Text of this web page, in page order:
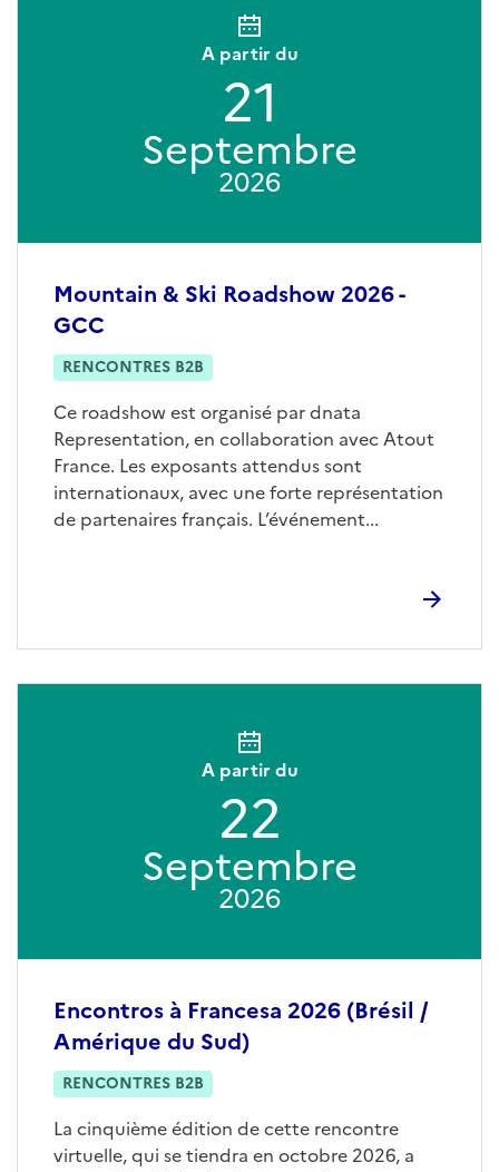
Mountain & Ski Roadshow 2026 -
GCC
RENCONTRES B2B
Ce roadshow est organisé par dnata
Representation, en collaboration avec Atout
France. Les exposants attendus sont
internationaux, avec une forte représentation
de partenaires français. L’événement...
A partir du
21
Septembre
2026
Encontros à Francesa 2026 (Brésil /
Amérique du Sud)
RENCONTRES B2B
La cinquième édition de cette rencontre
virtuelle, qui se tiendra en octobre 2026, a
A partir du
22
Septembre
2026